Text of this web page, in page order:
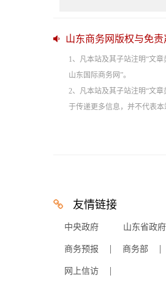
山东商务网版权与免责
1、凡本站及其子站注明“文
山东国际商务网”。
2、凡本站及其子站注明“文
于传递更多信息，并不代表